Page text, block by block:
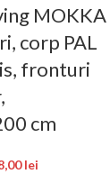
MOKKA
corp PAL
fronturi
cm
lei